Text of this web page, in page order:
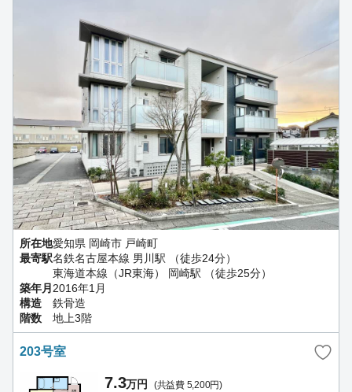
所在地愛知県 岡崎市 戸崎町
最寄駅名鉄名古屋本線 男川駅 （徒歩24分）
東海道本線（JR東海） 岡崎駅 （徒歩25分）
築年月 2016年1月
構造
鉄骨造
階数
地上3階
203号室
7.3万円 (共益費 5,200円)